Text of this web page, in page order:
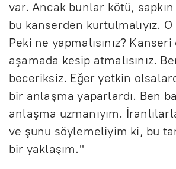
var. Ancak bunlar kötü,
bu kanserden kurtulmalıyız.
Peki ne yapmalısınız?
aşamada kesip atmalısınız.
beceriksiz. Eğer yetkin
bir anlaşma yaparlardı. Ben
anlaşma uzmanıyım.
ve şunu söylemeliyim ki, bu
bir yaklaşım."